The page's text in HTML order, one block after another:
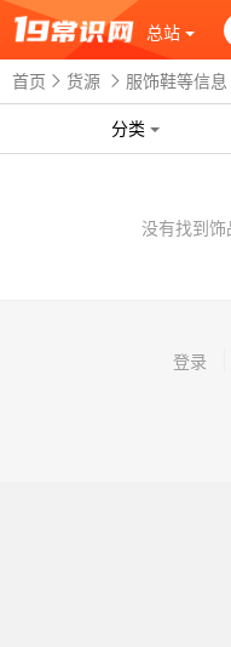
总站
首页 货源 服饰鞋等信息
分类
没有找到饰
登录